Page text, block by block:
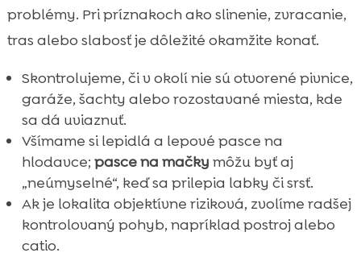
problémy. Pri príznakoch ako slinenie, zvracanie,
tras alebo slabosť je dôležité okamžite konať.
Skontrolujeme, či v okolí nie sú otvorené pivnice,
garáže, šachty alebo rozostavané miesta, kde
sa dá uviaznuť.
Všímame si lepidlá a lepové pasce na
hlodavce; pasce na mačky môžu byť aj
„neúmyselné“, keď sa prilepia labky či srsť.
Ak je lokalita objektívne riziková, zvolíme radšej
kontrolovaný pohyb, napríklad postroj alebo
catio.